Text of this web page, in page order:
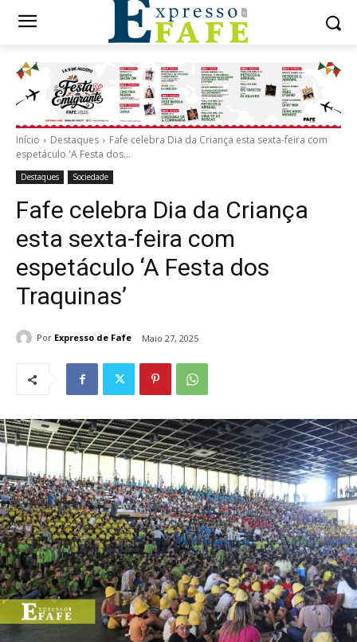
Início Destaques
Fafe celebra Dia da Criança esta sexta-feira com
espetáculo 'A Festa dos...
Destaques Sociedade
Fafe celebra Dia da Criança
esta sexta-feira com
espetáculo ‘A Festa dos
Traquinas’
Por Expresso de Fafe Maio 27, 2025